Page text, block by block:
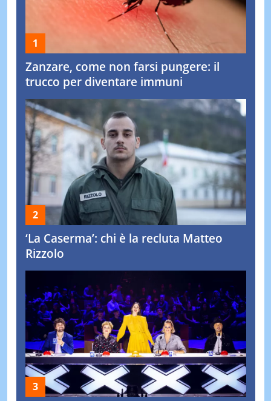
Zanzare, come non farsi pungere: il
trucco per diventare immuni
‘La Caserma’: chi è la recluta Matteo
Rizzolo